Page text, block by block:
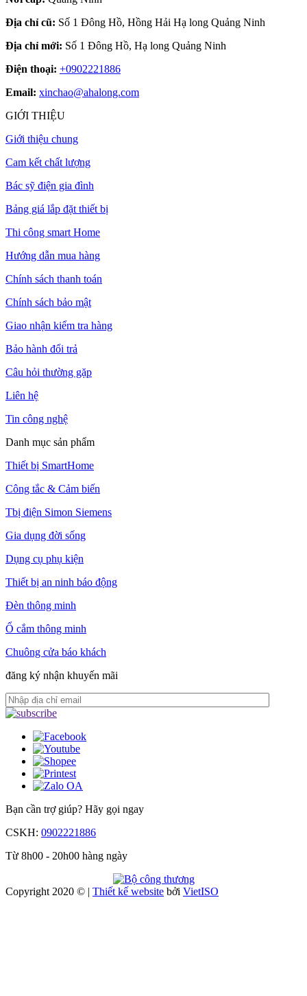
Địa chỉ cũ: Số 1 Đông Hồ, Hồng Hải Hạ long Quảng Ninh
Địa chỉ mới: Số 1 Đông Hồ, Hạ long Quảng Ninh
Điện thoại: +0902221886
Email: xinchao@ahalong.com
GIỚI THIỆU
Giới thiệu chung
Cam kết chất lượng
Bác sỹ điện gia đình
Bảng giá lắp đặt thiết bị
Thi công smart Home
Hướng dẫn mua hàng
Chính sách thanh toán
Chính sách bảo mật
Giao nhận kiểm tra hàng
Bảo hành đổi trả
Câu hỏi thường gặp
Liên hệ
Tin công nghệ
Danh mục sản phẩm
Thiết bị SmartHome
Công tắc & Cảm biến
Tbị điện Simon Siemens
Gia dụng đời sống
Dụng cụ phụ kiện
Thiết bị an ninh báo động
Đèn thông minh
Ổ cắm thông minh
Chuông cửa báo khách
đăng ký nhận khuyến mãi
Bạn cần trợ giúp? Hãy gọi ngay
CSKH: 0902221886
Từ 8h00 - 20h00 hàng ngày
Copyright 2020 © | Thiết kế website bởi VietISO